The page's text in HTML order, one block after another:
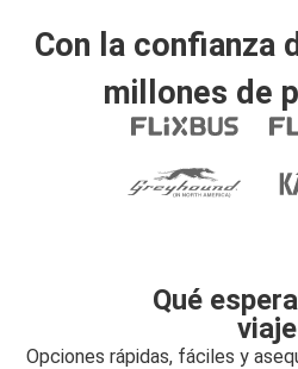
Con la confianza
millones de
Qué
viaje
Opciones rápidas, fáciles y